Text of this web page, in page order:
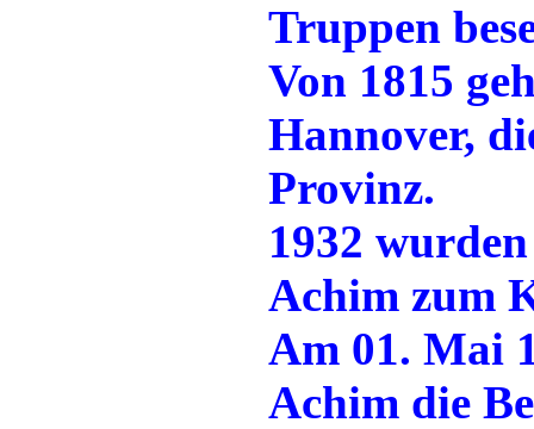
Truppen
Von 1815
Hannover,
Provinz.
1932
Achim zum
Am 01. Mai
Achim die